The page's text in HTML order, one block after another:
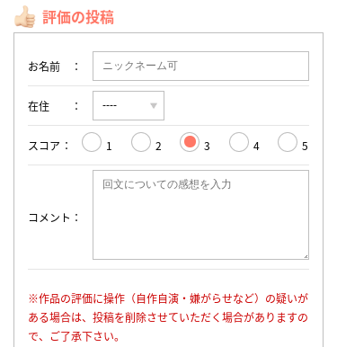
評価の投稿
お名前
在住
スコア 1 2 3 4 5
コメント
※作品の評価に操作（自作自演・嫌がらせなど）の疑いが
ある場合は、投稿を削除させていただく場合がありますの
で、ご了承下さい。